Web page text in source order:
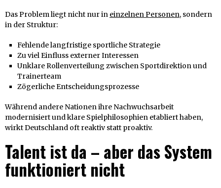
Das Problem liegt nicht nur in einzelnen Personen, sondern
in der Struktur:
Fehlende langfristige sportliche Strategie
Zu viel Einfluss externer Interessen
Unklare Rollenverteilung zwischen Sportdirektion und
Trainerteam
Zögerliche Entscheidungsprozesse
Während andere Nationen ihre Nachwuchsarbeit
modernisiert und klare Spielphilosophien etabliert haben,
wirkt Deutschland oft reaktiv statt proaktiv.
Talent ist da – aber das System
funktioniert nicht